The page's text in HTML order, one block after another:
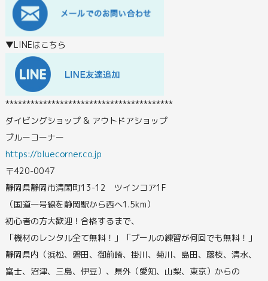
▼LINEはこちら
****************************************
ダイビングショップ & アウトドアショップ
ブルーコーナー
https://bluecorner.co.jp
〒420-0047
静岡県静岡市清閑町13-12 ツインコア1F
（国道一号線を静岡駅から西へ1.5km）
初心者の方大歓迎！合格するまで、
「機材のレンタル全て無料！」「プールの練習が何回でも無料！」
静岡県内（浜松、磐田、御前崎、掛川、菊川、島田、藤枝、清水、
富士、沼津、三島、伊豆）、県外（愛知、山梨、東京）からの